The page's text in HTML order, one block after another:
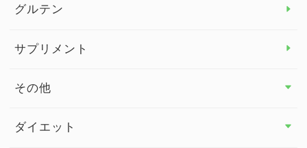
グルテン
サプリメント
その他
その他 トップ
ダイエット